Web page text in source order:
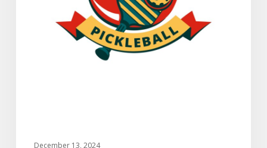
December 13, 2024